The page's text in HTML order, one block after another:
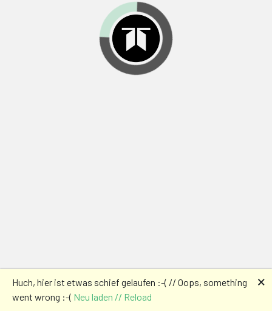
Huch, hier ist etwas schief gelaufen :-( // Oops, something
went wrong :-( Neu laden // Reload
🗙